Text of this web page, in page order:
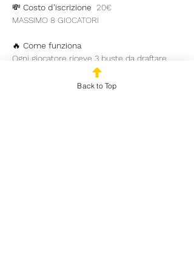
💸 Costo d'iscrizione 20€
MASSIMO 8 GIOCATORI
🔥 Come funziona
Ogni giocatore riceve 3 buste da draftare,
una alla volta, in cerchio con il proprio
Back to Top